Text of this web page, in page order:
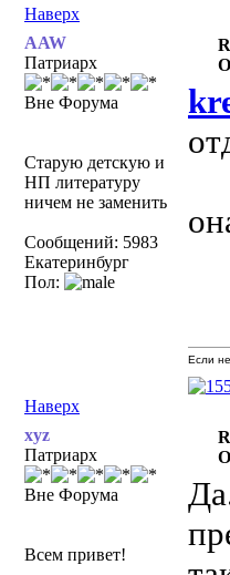
Наверх
AAW
Патриарх
Вне Форума
Старую детскую и
НП литературу
ничем не заменить
Сообщений: 5983
Екатеринбург
Пол:
Наверх
Если
xyz
Патриарх
Вне Форума
Всем привет!